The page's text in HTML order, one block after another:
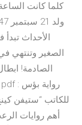
كلما كانت
الصادمة!
للكاتب “ستيفن
أهم روايات